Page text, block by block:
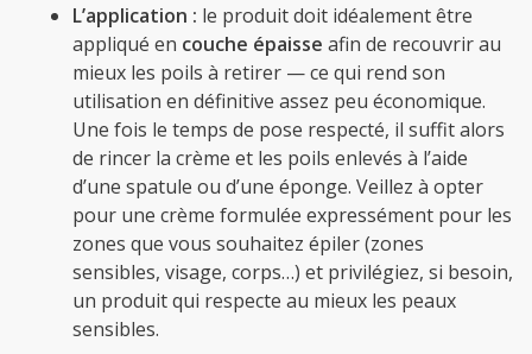
L’application : le produit doit idéalement être
appliqué en couche épaisse afin de recouvrir au
mieux les poils à retirer — ce qui rend son
utilisation en définitive assez peu économique.
Une fois le temps de pose respecté, il suffit alors
de rincer la crème et les poils enlevés à l’aide
d’une spatule ou d’une éponge. Veillez à opter
pour une crème formulée expressément pour les
zones que vous souhaitez épiler (zones
sensibles, visage, corps…) et privilégiez, si besoin,
un produit qui respecte au mieux les peaux
sensibles.